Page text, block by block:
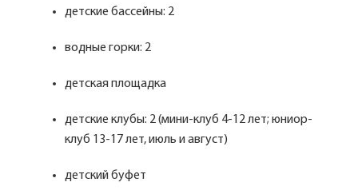
детские бассейны: 2
водные горки: 2
детская площадка
детские клубы: 2 (мини-клуб 4-12 лет; юниор-
клуб 13-17 лет, июль и август)
детский буфет